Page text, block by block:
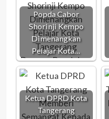
Popda Cabor
Shorinji Kempo
Dimenangkan
Pelajar Kota…
Ketua DPRD Kota
Tangerang